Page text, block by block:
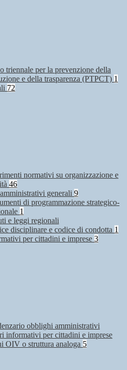
triennale per la prevenzione della
e della trasparenza (PTPCT) 1
72
normativi su organizzazione e
46
generali 9
di programmazione strategico-
1
e leggi regionali
disciplinare e codice di condotta 1
per cittadini e imprese 3
obblighi amministrativi
informativi per cittadini e imprese
OIV o struttura analoga 5